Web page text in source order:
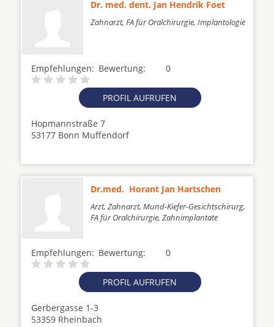
Dr. med. dent. Jan Hendrik Foet
Zahnarzt, FA für Oralchirurgie, Implantologie
Empfehlungen: 0
Bewertung:
PROFIL AUFRUFEN
Hopmannstraße 7
53177 Bonn Muffendorf
Dr.med. Horant Jan Hartschen
Arzt, Zahnarzt, Mund-Kiefer-Gesichtschirurg,
FA für Oralchirurgie, Zahnimplantate
Empfehlungen: 0
Bewertung:
PROFIL AUFRUFEN
Gerbergasse 1-3
53359 Rheinbach